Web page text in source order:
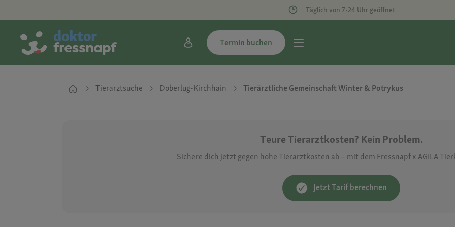
Täglich von 7-24 Uhr geöffnet
Termin buchen
Tierarztsuche Doberlug-Kirchhain Tierärztliche Gemeinschaft Winter & Potrykus
Teure Tierarztkosten? Kein Problem.
Sichere dich jetzt gegen hohe Tierarztkosten ab – mit dem Fressnapf x AGILA
Jetzt Tarif berechnen